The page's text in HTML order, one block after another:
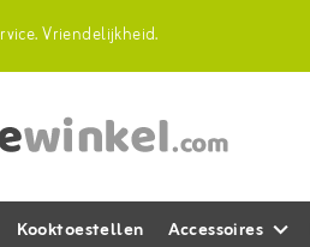
Vriendelijkheid.
Kooktoestellen Accessoires